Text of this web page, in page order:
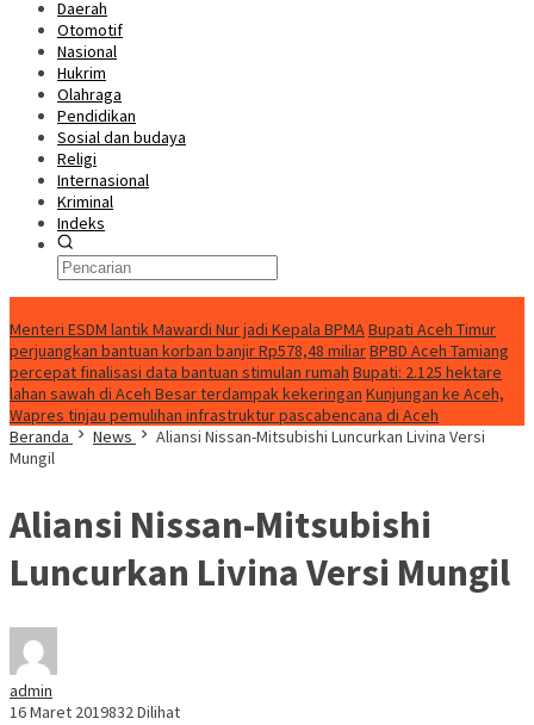
Daerah
Otomotif
Nasional
Hukrim
Olahraga
Pendidikan
Sosial dan budaya
Religi
Internasional
Kriminal
Indeks
Menteri ESDM lantik Mawardi Nur jadi Kepala BPMABupati Aceh Timur
perjuangkan bantuan korban banjir Rp578,48 miliarBPBD Aceh Tamiang
percepat finalisasi data bantuan stimulan rumah Bupati: 2.125 hektare
lahan sawah di Aceh Besar terdampak kekeringan Kunjungan ke Aceh,
Wapres tinjau pemulihan infrastruktur pascabencana di Aceh
Beranda
News
Aliansi Nissan-Mitsubishi Luncurkan Livina Versi
Mungil
Aliansi Nissan-Mitsubishi
Luncurkan Livina Versi Mungil
admin
16 Maret 2019832 Dilihat